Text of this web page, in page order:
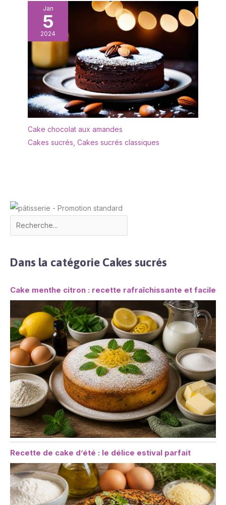
Jan
5
2024
Cake chocolat aux amandes
Cakes sucrés Cakes sucrés classiques
Dans la catégorie Cakes sucrés
Cake menthe citron : recette rafraîchissante et facile
Recette de cake d’été : le délice estival parfait